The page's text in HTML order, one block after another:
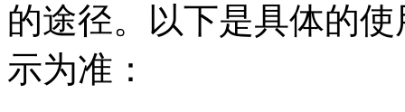
的途径。以下是具体的
示为准：